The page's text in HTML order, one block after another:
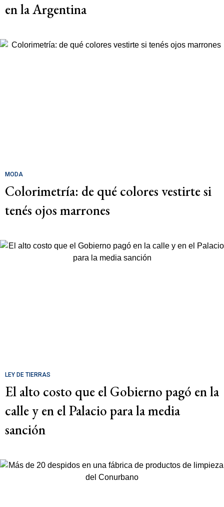
en la Argentina
MODA
Colorimetría: de qué colores vestirte si
tenés ojos marrones
LEY DE TIERRAS
El alto costo que el Gobierno pagó en la
calle y en el Palacio para la media
sanción